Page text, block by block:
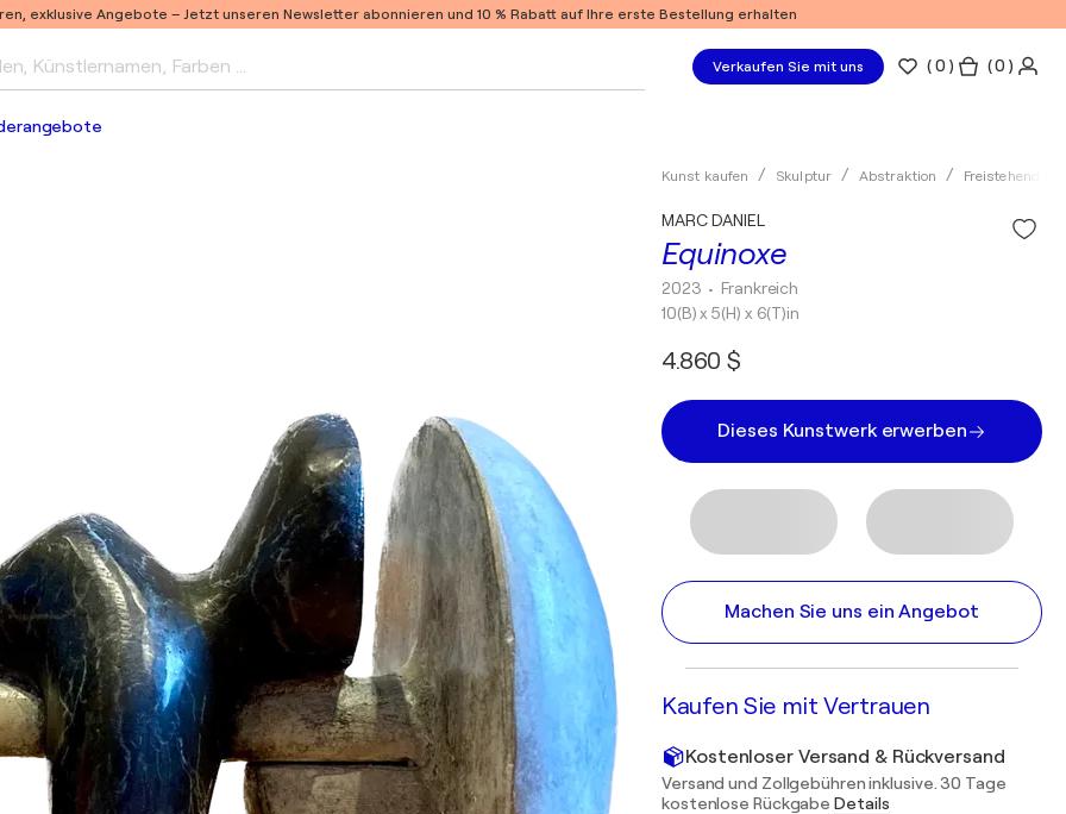
exklusive Angebote – Jetzt unseren Newsletter abonnieren und 10 % Rabatt auf Ihre erste Bestellung erhalten
Künstlernamen, Farben … Verkaufen Sie mit uns (0 ) ( 0 )
Kunst kaufen Skulptur Abstraktion Freistehend
Equinoxe
MARC DANIEL
2023 • Frankreich
10(B) x 5(H) x 6(T)in
4.860 $
Dieses Kunstwerk erwerben
Machen Sie uns ein Angebot
Kaufen Sie mit Vertrauen
Kostenloser Versand & Rückversand
Versand und Zollgebühren inklusive. 30 Tage
kostenlose Rückgabe Details